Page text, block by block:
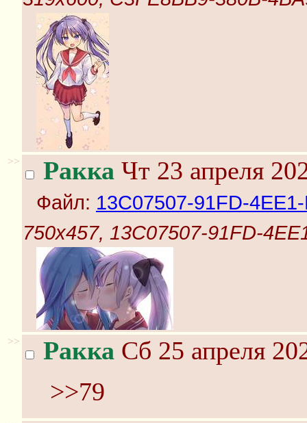
>> Ракка Чт 23 апреля
Файл: 13C07507-91FD-
750x457, 13C07507-91FD-
>> Ракка Сб 25 апреля
>>79